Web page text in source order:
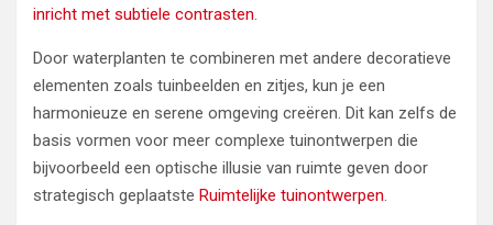
inricht met subtiele contrasten.
Door waterplanten te combineren met andere decoratieve
elementen zoals tuinbeelden en zitjes, kun je een
harmonieuze en serene omgeving creëren. Dit kan zelfs de
basis vormen voor meer complexe tuinontwerpen die
bijvoorbeeld een optische illusie van ruimte geven door
strategisch geplaatste Ruimtelijke tuinontwerpen.